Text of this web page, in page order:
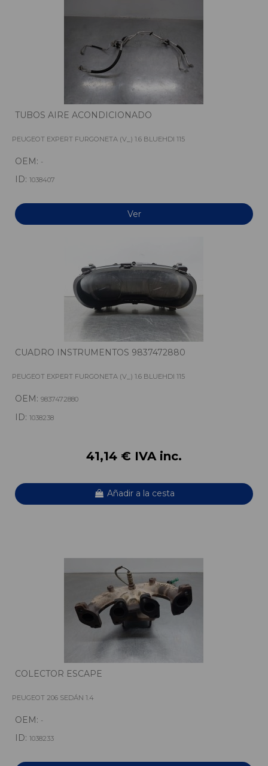
TUBOS AIRE ACONDICIONADO
PEUGEOT EXPERT FURGONETA (V_) 1.6 BLUEHDI 115
OEM: -
ID: 1038407
Ver
CUADRO INSTRUMENTOS 9837472880
PEUGEOT EXPERT FURGONETA (V_) 1.6 BLUEHDI 115
OEM: 9837472880
ID: 1038238
41,14 € IVA inc.
Añadir a la cesta
COLECTOR ESCAPE
PEUGEOT 206 SEDÁN 1.4
OEM: -
ID: 1038233